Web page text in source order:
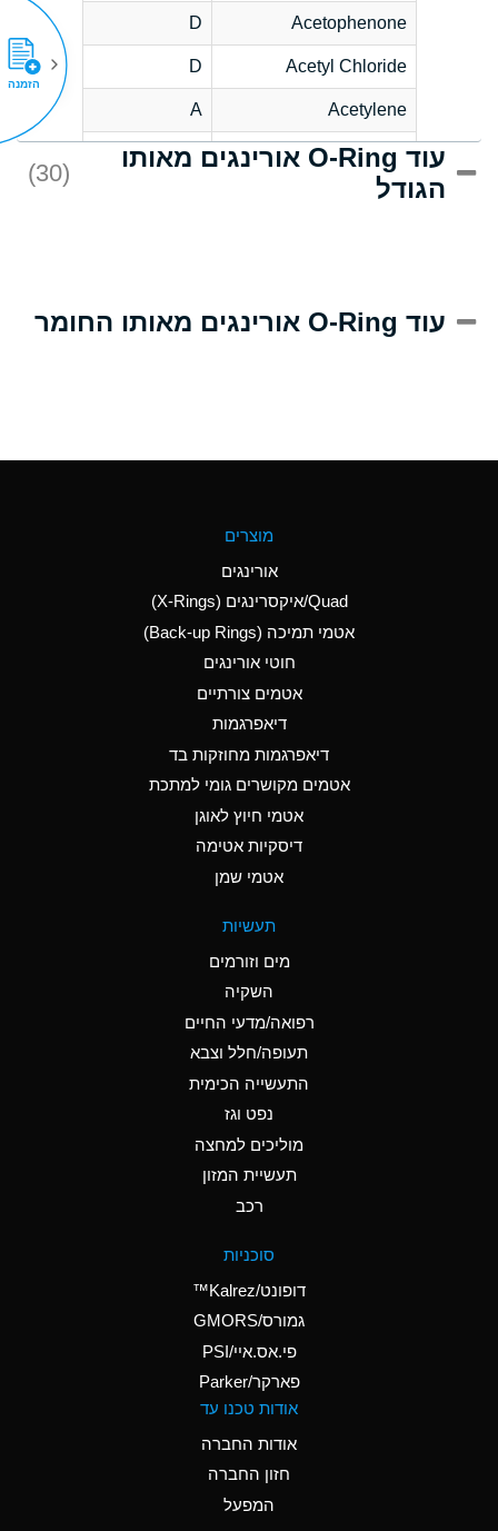
Acetophenone
D
Acetyl Chloride
D
Acetylene
A
Acrlylonitrile
D
Adipic Acid
(Aqueous)
Aluminum Nitrate
(Aqueous)
Aluminum Phosphate
Ammonia Anhydrous
B
Ammonia Gas (cold)
A
Ammonia Gas (hot)
Ammonium Hydroxide
D
Ammonium Nitrate
Ammonium Nitrite
Ammonium Persulfate
Ammonium Phosphate
A
Ammonium Sulfate
A
Amyl Acetate (Banana
עוד O-Ring אורינגים מאותו
הגודל
(30)
עוד O-Ring אורינגים מאותו החומר
מוצרים
אורינגים
Quad/איקסרינגים (X-Rings)
אטמי תמיכה (Back-up Rings)
חוטי אורינגים
אטמים צורתיים
דיאפרגמות
דיאפרגמות מחוזקות בד
אטמים מקושרים גומי למתכת
אטמי חיוץ לאוגן
דיסקיות אטימה
אטמי שמן
תעשיות
מים וזורמים
השקיה
רפואה/מדעי החיים
תעופה/חלל וצבא
התעשייה הכימית
נפט וגז
מוליכים למחצה
תעשיית המזון
רכב
סוכניות
דופונט/Kalrez™
גמורס/GMORS
פי.אס.איי/PSI
פארקר/Parker
אודות טכנו עד
אודות החברה
חזון החברה
המפעל
הזמנה